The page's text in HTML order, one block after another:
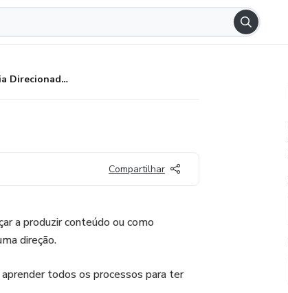
Mentoria Direcionado Academy
Compartilhar
a produzir conteúdo ou como
direção.
todos os processos para ter